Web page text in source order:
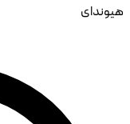
هیوندای